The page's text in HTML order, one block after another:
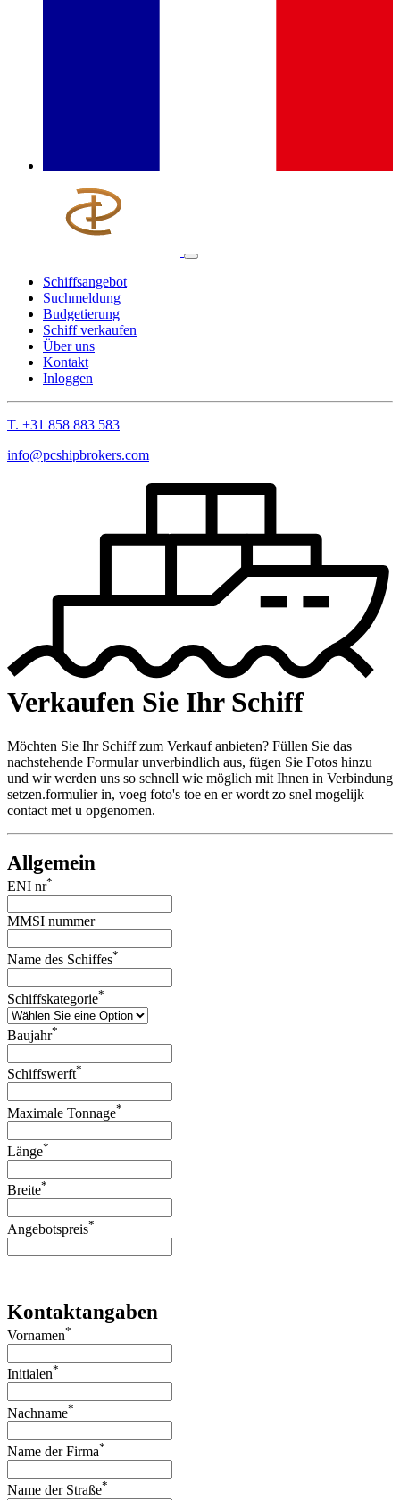
Schiffsangebot
Suchmeldung
Budgetierung
Schiff verkaufen
Über uns
Kontakt
Inloggen
T. +31 858 883 583
info@pcshipbrokers.com
Verkaufen Sie Ihr Schiff
Möchten Sie Ihr Schiff zum Verkauf anbieten? Füllen Sie das
nachstehende Formular unverbindlich aus, fügen Sie Fotos hinzu
und wir werden uns so schnell wie möglich mit Ihnen in Verbindung
setzen.formulier in, voeg foto's toe en er wordt zo snel mogelijk
contact met u opgenomen.
Allgemein
ENI nr*
MMSI nummer
Name des Schiffes*
Schiffskategorie*
Baujahr*
Schiffswerft*
Maximale Tonnage*
Länge*
Breite*
Angebotspreis*
Kontaktangaben
Vornamen*
Initialen*
Nachname*
Name der Firma*
Name der Straße*